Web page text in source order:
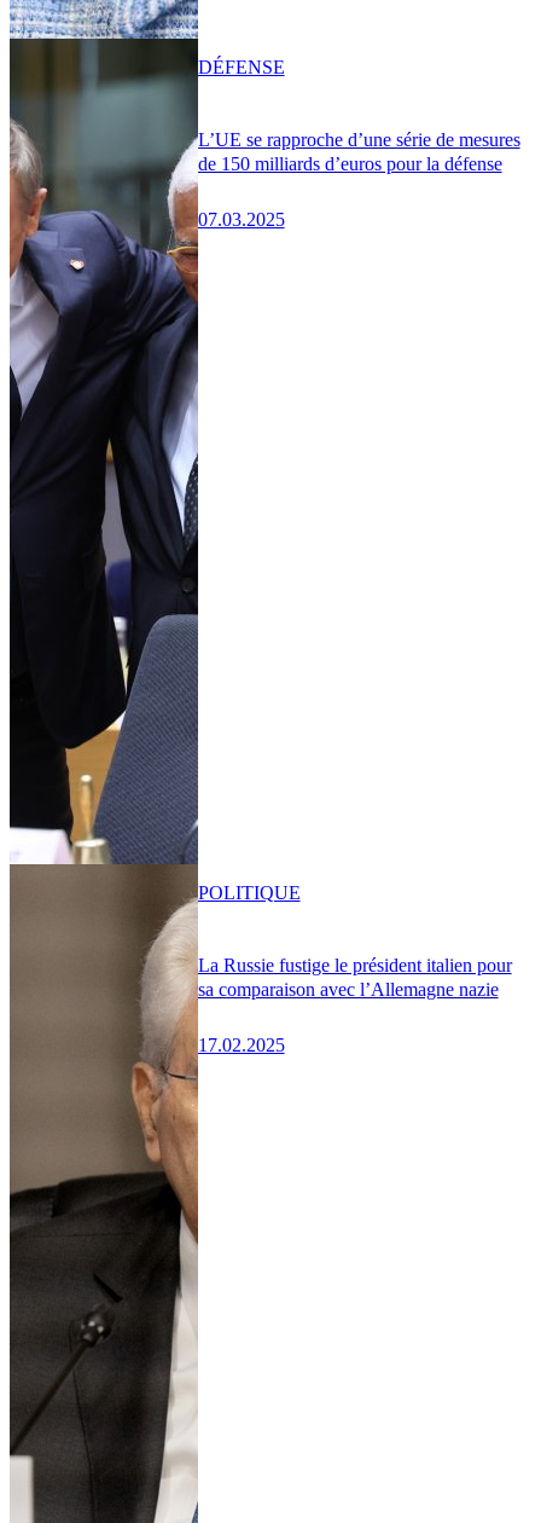
L’UE se rapproche d’une série de mesures
de 150 milliards d’euros pour la défense
07.03.2025
DÉFENSE
La Russie fustige le président italien pour
sa comparaison avec l’Allemagne nazie
17.02.2025
POLITIQUE